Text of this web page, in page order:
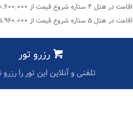
اقامت در هتل ۴ ستاره شروع قیمت از ۵۰.۶۰۰.۰۰۰‌‌ هزار تومان
اقامت در هتل ۵ ستاره شروع قیمت از ۶۵.۹۶۰.۰۰۰ هزار تومان
رزرو تور
تلفنی و آنلاین این تور را رزرو